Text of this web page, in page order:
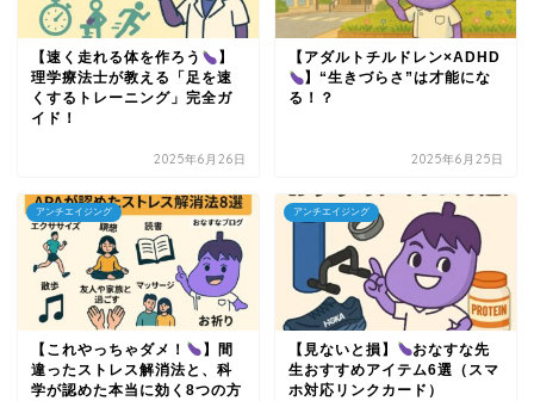
【速く走れる体を作ろう
】
理学療法士が教える「足を速
くするトレーニング」完全ガ
イド！
2025年6月26日
【アダルトチルドレン×ADHD
】“生きづらさ”は才能にな
る！？
2025年6月25日
アンチエイジング
【これやっちゃダメ！
】間
違ったストレス解消法と、科
学が認めた本当に効く8つの方
アンチエイジング
【見ないと損】
おなすな先
生おすすめアイテム6選（スマ
ホ対応リンクカード）